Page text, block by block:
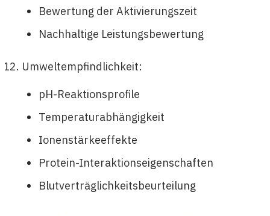
Bewertung der Aktivierungszeit
Nachhaltige Leistungsbewertung
Umweltempfindlichkeit:
pH-Reaktionsprofile
Temperaturabhängigkeit
Ionenstärkeeffekte
Protein-Interaktionseigenschaften
Blutverträglichkeitsbeurteilung